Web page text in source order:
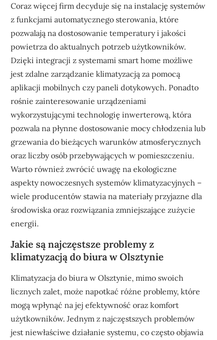
Coraz więcej firm decyduje się na instalację systemów
z funkcjami automatycznego sterowania, które
pozwalają na dostosowanie temperatury i jakości
powietrza do aktualnych potrzeb użytkowników.
Dzięki integracji z systemami smart home możliwe
jest zdalne zarządzanie klimatyzacją za pomocą
aplikacji mobilnych czy paneli dotykowych. Ponadto
rośnie zainteresowanie urządzeniami
wykorzystującymi technologię inwerterową, która
pozwala na płynne dostosowanie mocy chłodzenia lub
grzewania do bieżących warunków atmosferycznych
oraz liczby osób przebywających w pomieszczeniu.
Warto również zwrócić uwagę na ekologiczne
aspekty nowoczesnych systemów klimatyzacyjnych –
wiele producentów stawia na materiały przyjazne dla
środowiska oraz rozwiązania zmniejszające zużycie
energii.
Jakie są najczęstsze problemy z
klimatyzacją do biura w Olsztynie
Klimatyzacja do biura w Olsztynie, mimo swoich
licznych zalet, może napotkać różne problemy, które
mogą wpłynąć na jej efektywność oraz komfort
użytkowników. Jednym z najczęstszych problemów
jest niewłaściwe działanie systemu, co często objawia